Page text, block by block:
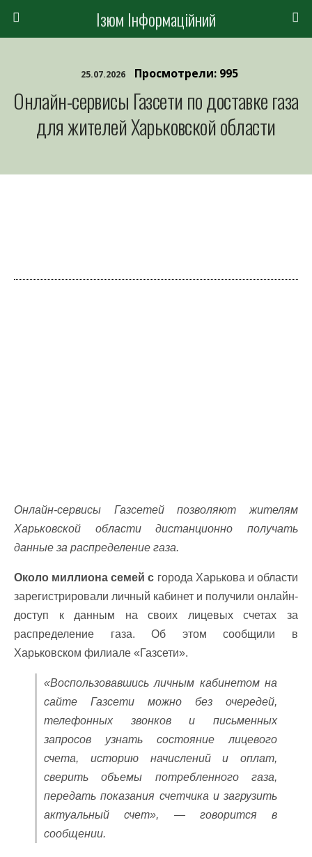
Ізюм Інформаційний
25.07.2026 Просмотрели: 995
Онлайн-сервисы Газсети по доставке газа
для жителей Харьковской области
Онлайн-сервисы Газсетей позволяют жителям
Харьковской области дистанционно получать
данные за распределение газа.
Около миллиона семей с города Харькова и области
зарегистрировали личный кабинет и получили онлайн-
доступ к данным на своих лицевых счетах за
распределение газа. Об этом сообщили в
Харьковском филиале «Газсети».
«Воспользовавшись личным кабинетом на
сайте Газсети можно без очередей,
телефонных звонков и письменных
запросов узнать состояние лицевого
счета, историю начислений и оплат,
сверить объемы потребленного газа,
передать показания счетчика и загрузить
актуальный счет», — говорится в
сообщении.